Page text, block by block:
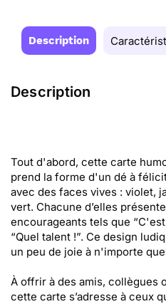
Description
Description
Tout d'abord, cette carte
prend la forme d'un dé à
avec des faces vives : violet,
vert. Chacune d’elles
encourageants tels que
“Quel talent !”. Ce design
un peu de joie à n'importe
À offrir à des amis, collègues
cette carte s’adresse à ceux